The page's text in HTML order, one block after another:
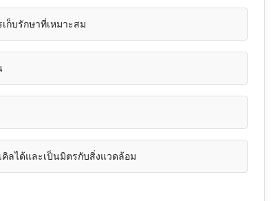
ก็บรักษาที่เหมาะสม
คิลได้และเป็นมิตรกับสิ่งแวดล้อม